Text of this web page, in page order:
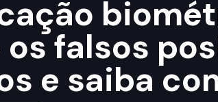
os falsos
e saiba